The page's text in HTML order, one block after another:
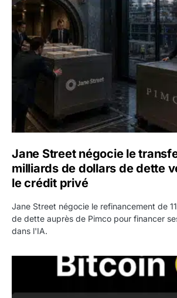
Jane Street négocie le transfert de
Jane Street négocie le
milliards de dollars de dette
le crédit privé
Jane Street négocie le refinancement de
de dette auprès de Pimco pour financer
dans l'IA.
Bitcoin stagne à 64 000 dollars